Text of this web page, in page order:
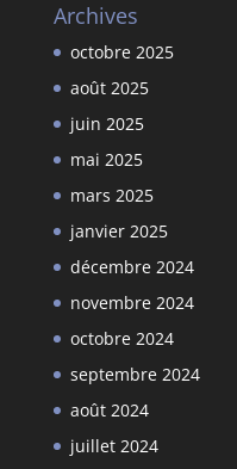
Archives
octobre 2025
août 2025
juin 2025
mai 2025
mars 2025
janvier 2025
décembre 2024
novembre 2024
octobre 2024
septembre 2024
août 2024
juillet 2024